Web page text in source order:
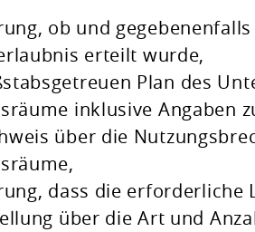
ob und
erteilt wurde,
Plan des
inklusive Angaben
über die
dass die erforderliche
über die Art und